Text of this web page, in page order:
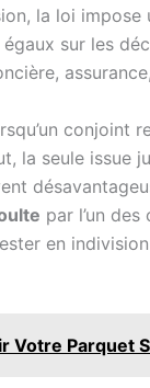
la loi
sur les
conjoint
la seule issue
par l’un
en
Votre Parquet